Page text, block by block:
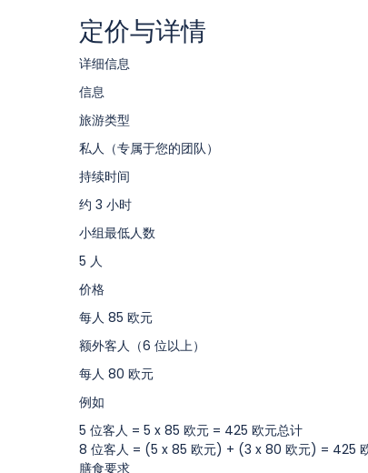
定价与详情
详细信息
信息
旅游类型
私人（专属于您的团队）
持续时间
约 3 小时
小组最低人数
5 人
价格
每人 85 欧元
额外客人（6 位以上）
每人 80 欧元
例如
5 位客人 = 5 x 85 欧元 = 425 欧元总计
8 位客人 = (5 x 85 欧元) + (3 x 80 欧元) = 425
膳食要求